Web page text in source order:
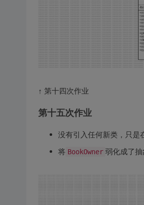
↑ 第十四次作业
第十五次作业
没有引入任何新类，只是
将 BookOwner 弱化成了抽